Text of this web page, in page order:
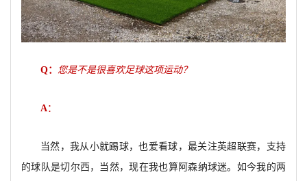
Q： 您是不是很喜欢足球这项运动？
A：
当然，我从小就踢球，也爱看球，最关注英超联赛，支持
的球队是切尔西，当然，现在我也算阿森纳球迷。如今我的两